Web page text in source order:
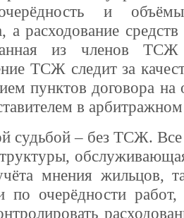
очерёдность и
расходование средств
из членов ТСЖ
ТСЖ следит за
пунктов договора на
в
судьбой – без ТСЖ.
мнения жильцов,
по очерёдности